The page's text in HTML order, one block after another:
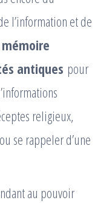
l’information et de
antiques pour
religieux,
se rappeler d’une
au pouvoir